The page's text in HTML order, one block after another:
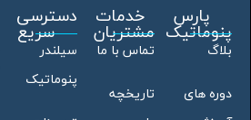
پارس
پنوماتیک
بلاگ
دوره های
خدمات
مشتریان
تماس با ما
تاریخچه
دسترسی
سریع
سیلندر
پنوماتیک